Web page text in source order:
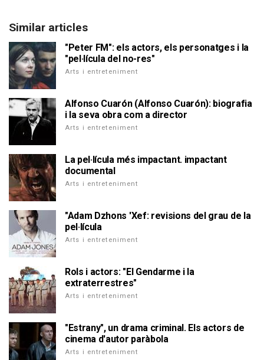
Similar articles
"Peter FM": els actors, els personatges i la
"pel·lícula del no-res"
Arts i entreteniment
Alfonso Cuarón (Alfonso Cuarón): biografia
i la seva obra com a director
Arts i entreteniment
La pel·lícula més impactant. impactant
documental
Arts i entreteniment
"Adam Dzhons 'Xef: revisions del grau de la
pel·lícula
Arts i entreteniment
Rols i actors: "El Gendarme i la
extraterrestres"
Arts i entreteniment
"Estrany", un drama criminal. Els actors de
cinema d'autor paràbola
Arts i entreteniment